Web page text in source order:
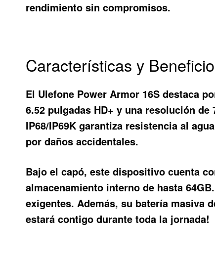
rendimiento sin compromisos.
Características y
El Ulefone Power Armor 16S destaca
6.52 pulgadas HD+ y una resolución
IP68/IP69K garantiza resistencia al
por daños accidentales.
Bajo el capó, este dispositivo cuenta
almacenamiento interno de hasta
exigentes. Además, su batería masiva
estará contigo durante toda la jornada!